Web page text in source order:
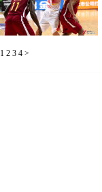
[高清组图]5人得分上双中国
1 2 3 4 >